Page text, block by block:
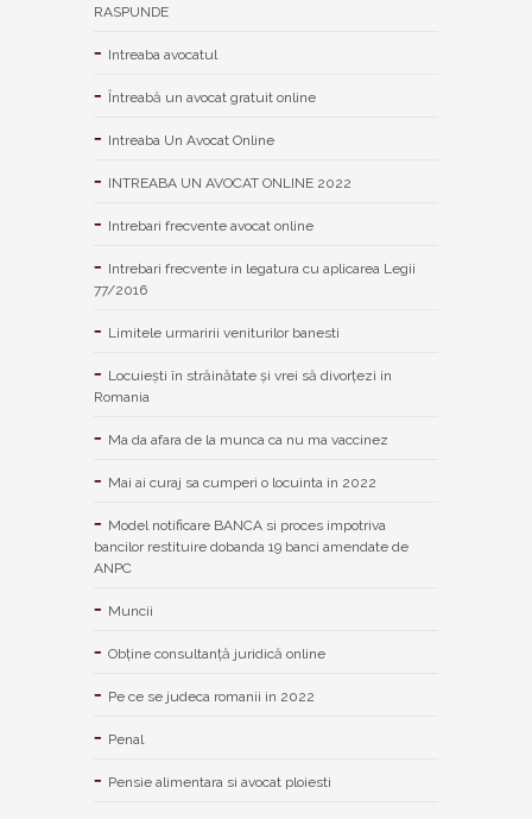
RASPUNDE
Intreaba avocatul
Întreabă un avocat gratuit online
Intreaba Un Avocat Online
INTREABA UN AVOCAT ONLINE 2022
Intrebari frecvente avocat online
Intrebari frecvente in legatura cu aplicarea Legii
77/2016
Limitele urmaririi veniturilor banesti
Locuiești în străinătate și vrei să divorțezi in
Romania
Ma da afara de la munca ca nu ma vaccinez
Mai ai curaj sa cumperi o locuinta in 2022
Model notificare BANCA si proces impotriva
bancilor restituire dobanda 19 banci amendate de
ANPC
Muncii
Obține consultanță juridică online
Pe ce se judeca romanii in 2022
Penal
Pensie alimentara si avocat ploiesti